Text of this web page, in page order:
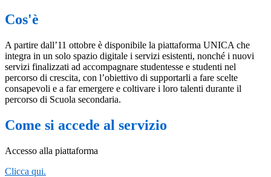
Cos'è
A partire dall’11 ottobre è disponibile la piattaforma UNICA che
integra in un solo spazio digitale i servizi esistenti, nonché i nuovi
servizi finalizzati ad accompagnare studentesse e studenti nel
percorso di crescita, con l’obiettivo di supportarli a fare scelte
consapevoli e a far emergere e coltivare i loro talenti durante il
percorso di Scuola secondaria.
Come si accede al servizio
Accesso alla piattaforma
Clicca qui.